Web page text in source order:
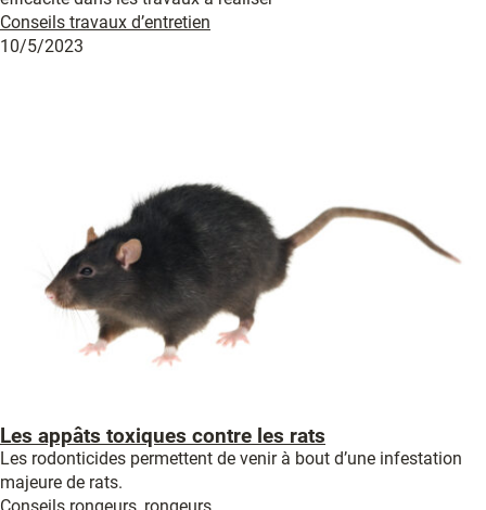
Conseils travaux d’entretien
10/5/2023
Les appâts toxiques contre les rats
Les rodonticides permettent de venir à bout d’une infestation
majeure de rats.